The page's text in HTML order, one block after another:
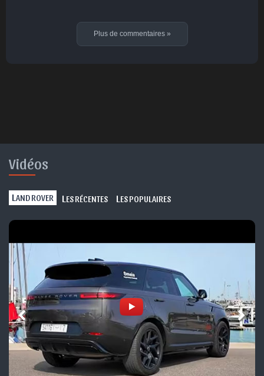
Plus de commentaires »
Vidéos
L AND ROVER L ES RÉCENTES L ES POPULAIRES